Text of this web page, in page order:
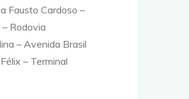
Fausto Cardoso –
Rodovia
– Avenida Brasil
– Terminal